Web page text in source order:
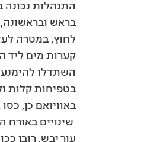
התנהלות נכונה
בראש
לחוץ, במטרה
קערות מים ליד
השתדלו
בטפיחות קלות
באוויואם כן,
שינויים באורח
עור יבש, רובן